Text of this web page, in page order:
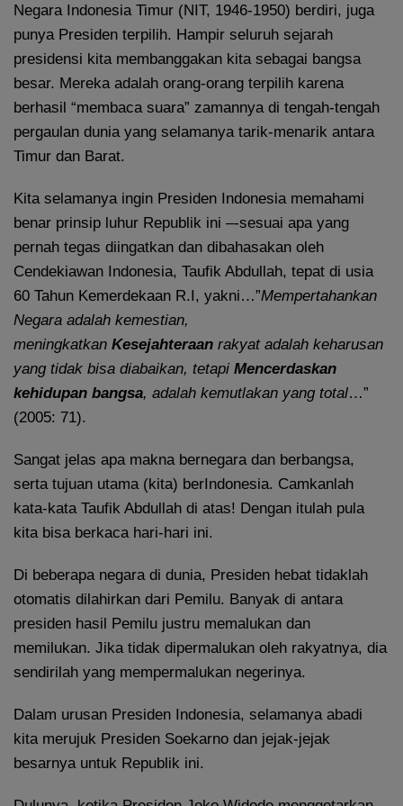
Negara Indonesia Timur (NIT, 1946-1950) berdiri, juga
punya Presiden terpilih. Hampir seluruh sejarah
presidensi kita membanggakan kita sebagai bangsa
besar. Mereka adalah orang-orang terpilih karena
berhasil “membaca suara” zamannya di tengah-tengah
pergaulan dunia yang selamanya tarik-menarik antara
Timur dan Barat.
Kita selamanya ingin Presiden Indonesia memahami
benar prinsip luhur Republik ini –-sesuai apa yang
pernah tegas diingatkan dan dibahasakan oleh
Cendekiawan Indonesia, Taufik Abdullah, tepat di usia
60 Tahun Kemerdekaan R.I, yakni…”Mempertahankan
Negara adalah kemestian,
meningkatkan Kesejahteraan rakyat adalah keharusan
yang tidak bisa diabaikan, tetapi Mencerdaskan
kehidupan bangsa, adalah kemutlakan yang total…”
(2005: 71).
Sangat jelas apa makna bernegara dan berbangsa,
serta tujuan utama (kita) berIndonesia. Camkanlah
kata-kata Taufik Abdullah di atas! Dengan itulah pula
kita bisa berkaca hari-hari ini.
Di beberapa negara di dunia, Presiden hebat tidaklah
otomatis dilahirkan dari Pemilu. Banyak di antara
presiden hasil Pemilu justru memalukan dan
memilukan. Jika tidak dipermalukan oleh rakyatnya, dia
sendirilah yang mempermalukan negerinya.
Dalam urusan Presiden Indonesia, selamanya abadi
kita merujuk Presiden Soekarno dan jejak-jejak
besarnya untuk Republik ini.